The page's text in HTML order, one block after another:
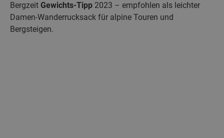
Bergzeit Gewichts-Tipp 2023 – empfohlen als leichter
Damen-Wanderrucksack für alpine Touren und
Bergsteigen.